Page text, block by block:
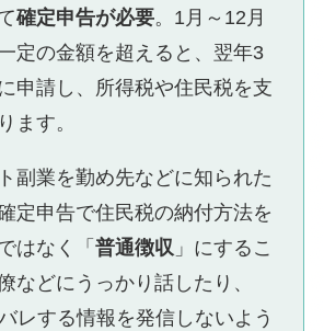
確定申告が必要。1月～12月
定の金額を超えると、翌年3
申請し、所得税や住民税を支
ます。
副業を勤め先などに知られた
定申告で住民税の納付方法を
はなく「普通徴収 」にするこ
などにうっかり話したり、
レする情報を発信しないよう